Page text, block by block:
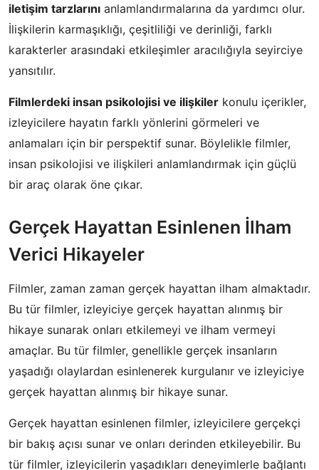
iletişim tarzlarını anlamlandırmalarına da yardımcı olur.
İlişkilerin karmaşıklığı, çeşitliliği ve derinliği, farklı
karakterler arasındaki etkileşimler aracılığıyla seyirciye
yansıtılır.
Filmlerdeki insan psikolojisi ve ilişkiler konulu içerikler,
izleyicilere hayatın farklı yönlerini görmeleri ve
anlamaları için bir perspektif sunar. Böylelikle filmler,
insan psikolojisi ve ilişkileri anlamlandırmak için güçlü
bir araç olarak öne çıkar.
Gerçek Hayattan Esinlenen İlham
Verici Hikayeler
Filmler, zaman zaman gerçek hayattan ilham almaktadır.
Bu tür filmler, izleyiciye gerçek hayattan alınmış bir
hikaye sunarak onları etkilemeyi ve ilham vermeyi
amaçlar. Bu tür filmler, genellikle gerçek insanların
yaşadığı olaylardan esinlenerek kurgulanır ve izleyiciye
gerçek hayattan alınmış bir hikaye sunar.
Gerçek hayattan esinlenen filmler, izleyicilere gerçekçi
bir bakış açısı sunar ve onları derinden etkileyebilir. Bu
tür filmler, izleyicilerin yaşadıkları deneyimlerle bağlantı